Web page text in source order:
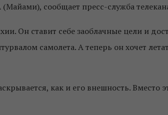
сообщает пресс-служба
Он ставит себе заоблачные цели и
самолета. А теперь он хочет
как и его внешность. Вместо